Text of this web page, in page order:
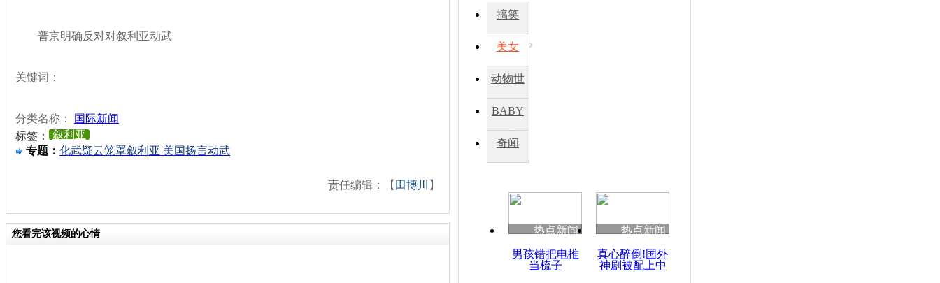
普京明确反对对叙利亚动武
关键词：
分类名称：
国际新闻
标签：
叙利亚
专题： 化武疑云笼罩叙利亚 美国扬言动武
责任编辑：【 田博川 】
您看完该视频的心情
搞笑
美女
动物世
BABY
秀
奇闻
热点新闻
男孩错把电推
当梳子
热点新闻
真心醉倒!国外
神剧被配上中